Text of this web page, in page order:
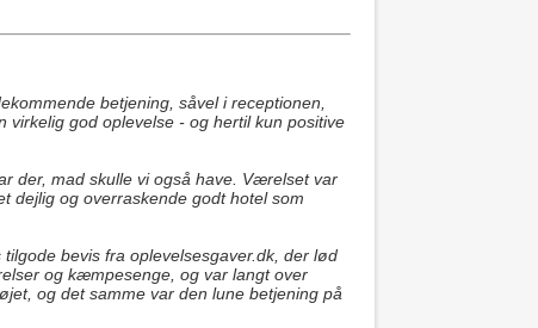
betjening, såvel i receptionen,
god oplevelse - og hertil kun positive
der, mad skulle vi også have. Værelset var
dejlig og overraskende godt hotel som
bevis fra oplevelsesgaver.dk, der lød
og kæmpesenge, og var langt over
og det samme var den lune betjening på